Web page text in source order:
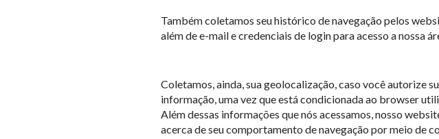
Também coletamos seu histórico de navegação pelos
além de e-mail e credenciais de login para acesso a nossa
Coletamos, ainda, sua geolocalização, caso você autorize
informação, uma vez que está condicionada ao browser
Além dessas informações que nós acessamos, nosso
acerca de seu comportamento de navegação por meio de